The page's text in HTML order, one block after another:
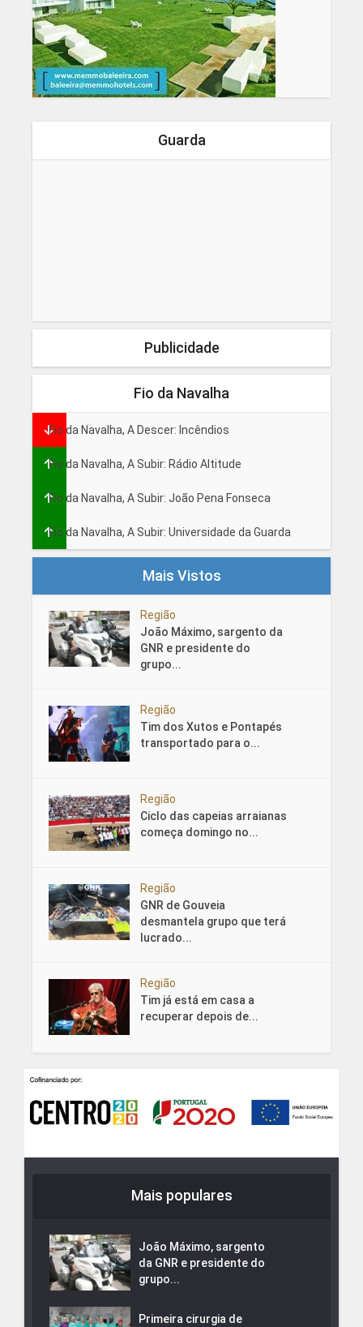
Guarda
Publicidade
Fio da Navalha
Fio da Navalha, A Descer: Incêndios
Fio da Navalha, A Subir: Rádio Altitude
Fio da Navalha, A Subir: João Pena Fonseca
Fio da Navalha, A Subir: Universidade da Guarda
Mais Vistos
Região
João Máximo, sargento da
GNR e presidente do
grupo...
Região
Tim dos Xutos e Pontapés
transportado para o...
Região
Ciclo das capeias arraianas
começa domingo no...
Região
GNR de Gouveia
desmantela grupo que terá
lucrado...
Região
Tim já está em casa a
recuperar depois de...
Mais populares
João Máximo, sargento
da GNR e presidente do
grupo...
Primeira cirurgia de